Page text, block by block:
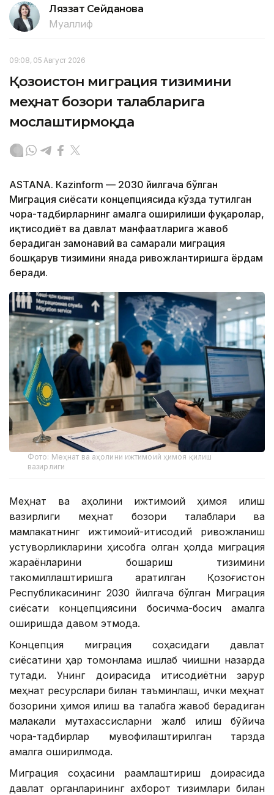
Ляззат Сейданова
Муаллиф
09:08, 05 Август 2026
Қозоғистон миграция тизимини
меҳнат бозори талабларига
мослаштирмоқда
ASTANА. Кazinform — 2030 йилгача бўлган
Миграция сиёсати концепциясида кўзда тутилган
чора-тадбирларнинг амалга оширилиши фуқаролар,
иқтисодиёт ва давлат манфаатларига жавоб
берадиган замонавий ва самарали миграция
бошқарув тизимини янада ривожлантиришга ёрдам
беради.
Фото: Меҳнат ва аҳолини ижтимоий ҳимоя қилиш
вазирлиги
Меҳнат ва аҳолини ижтимоий ҳимоя қилиш
вазирлиги меҳнат бозори талаблари ва
мамлакатнинг ижтимоий-иқтисодий ривожланиш
устуворликларини ҳисобга олган ҳолда миграция
жараёнларини бошқариш тизимини
такомиллаштиришга қаратилган Қозоғистон
Республикасининг 2030 йилгача бўлган Миграция
сиёсати концепциясини босқичма-босқич амалга
оширишда давом этмоқда.
Концепция миграция соҳасидаги давлат
сиёсатини ҳар томонлама ишлаб чиқишни назарда
тутади. Унинг доирасида иқтисодиётни зарур
меҳнат ресурслари билан таъминлаш, ички меҳнат
бозорини ҳимоя қилиш ва талабга жавоб берадиган
малакали мутахассисларни жалб қилиш бўйича
чора-тадбирлар мувофиқлаштирилган тарзда
амалга оширилмоқда.
Миграция соҳасини рақамлаштириш доирасида
давлат органларининг ахборот тизимлари билан